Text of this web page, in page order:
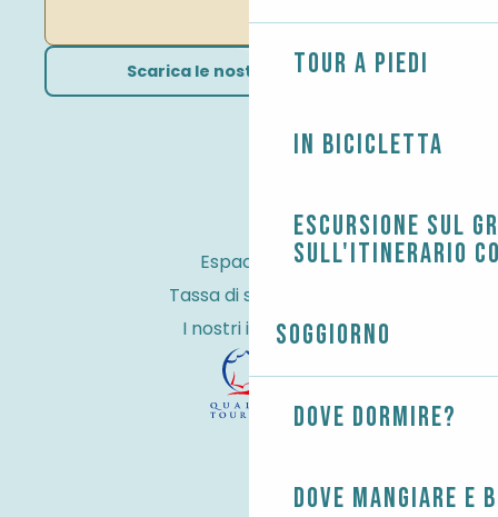
Tour a piedi
In bicicletta
Escursione sul
sull'itinerario
Soggiorno
Dove dormire?
Dove mangiare e
Scarica le nostre brochure
Espace Pro
Tassa di soggiorno
I nostri impegni